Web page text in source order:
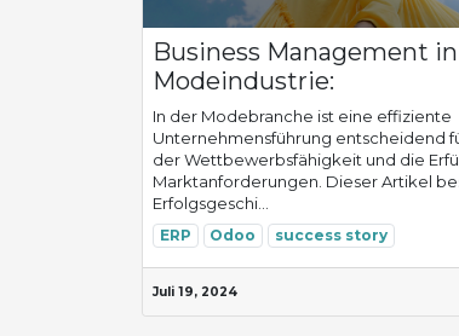
Business Management
Modeindustrie:
In der Modebranche ist eine effiziente
Unternehmensführung entscheidend
der Wettbewerbsfähigkeit und die
Marktanforderungen. Dieser Artikel
Erfolgsgeschi...
ERP Odoo success story
Juli 19, 2024